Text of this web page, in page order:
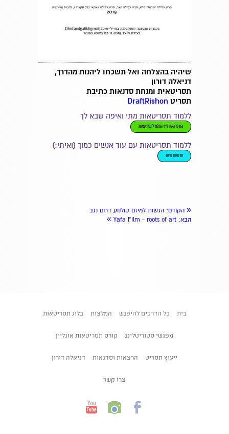
שיהיה בהצלחה ואל תשכחו ליהנות מהדרך,
דניאלה דורון
תסריטאית ומנחת סדנאות כתיבת
תסריט DraftRishon
ללמוד תסריטאות מתי ואיפה שבא לך
קורס האון ליין המלא לתסריטאות
ללמוד תסריטאות עם עוד אנשים כמוך (ואיתי:)
סדנאות חיות
« הקודם: הגשות למיזם קולנוע דרום נגב
הבא: Yafa Film - roots of art
»
בית כל הדרכים להיפגש המלצות בלוג תסריטאות
מפגשי סטוריטלינג קורס תסריטאות אונליין
ייעוץ תסריט הרצאות וסדנאות דניאלה דורון
צרו קשר